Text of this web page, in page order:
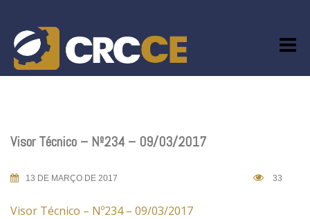
content
Visor Técnico – Nº234 – 09/03/2017
13 DE MARÇO DE 2017 33
Visor Técnico – Nº234 – 09/03/2017